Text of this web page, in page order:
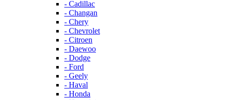
- Cadillac
- Changan
- Chery
- Chevrolet
- Citroen
- Daewoo
- Dodge
- Ford
- Geely
- Haval
- Honda